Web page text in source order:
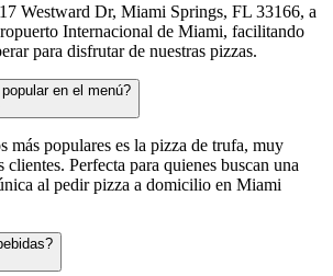
Westward Dr, Miami Springs, FL 33166, a
Internacional de Miami, facilitando
para disfrutar de nuestras pizzas.
en el menú?
más populares es la pizza de trufa, muy
clientes. Perfecta para quienes buscan una
al pedir pizza a domicilio en Miami